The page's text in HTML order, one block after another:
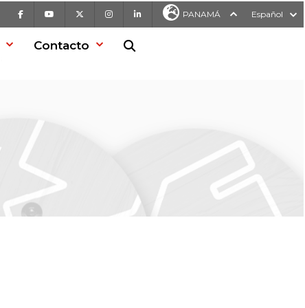
Facebook Youtube InstagramLinkedIn PANAMÁ Español
Contacto